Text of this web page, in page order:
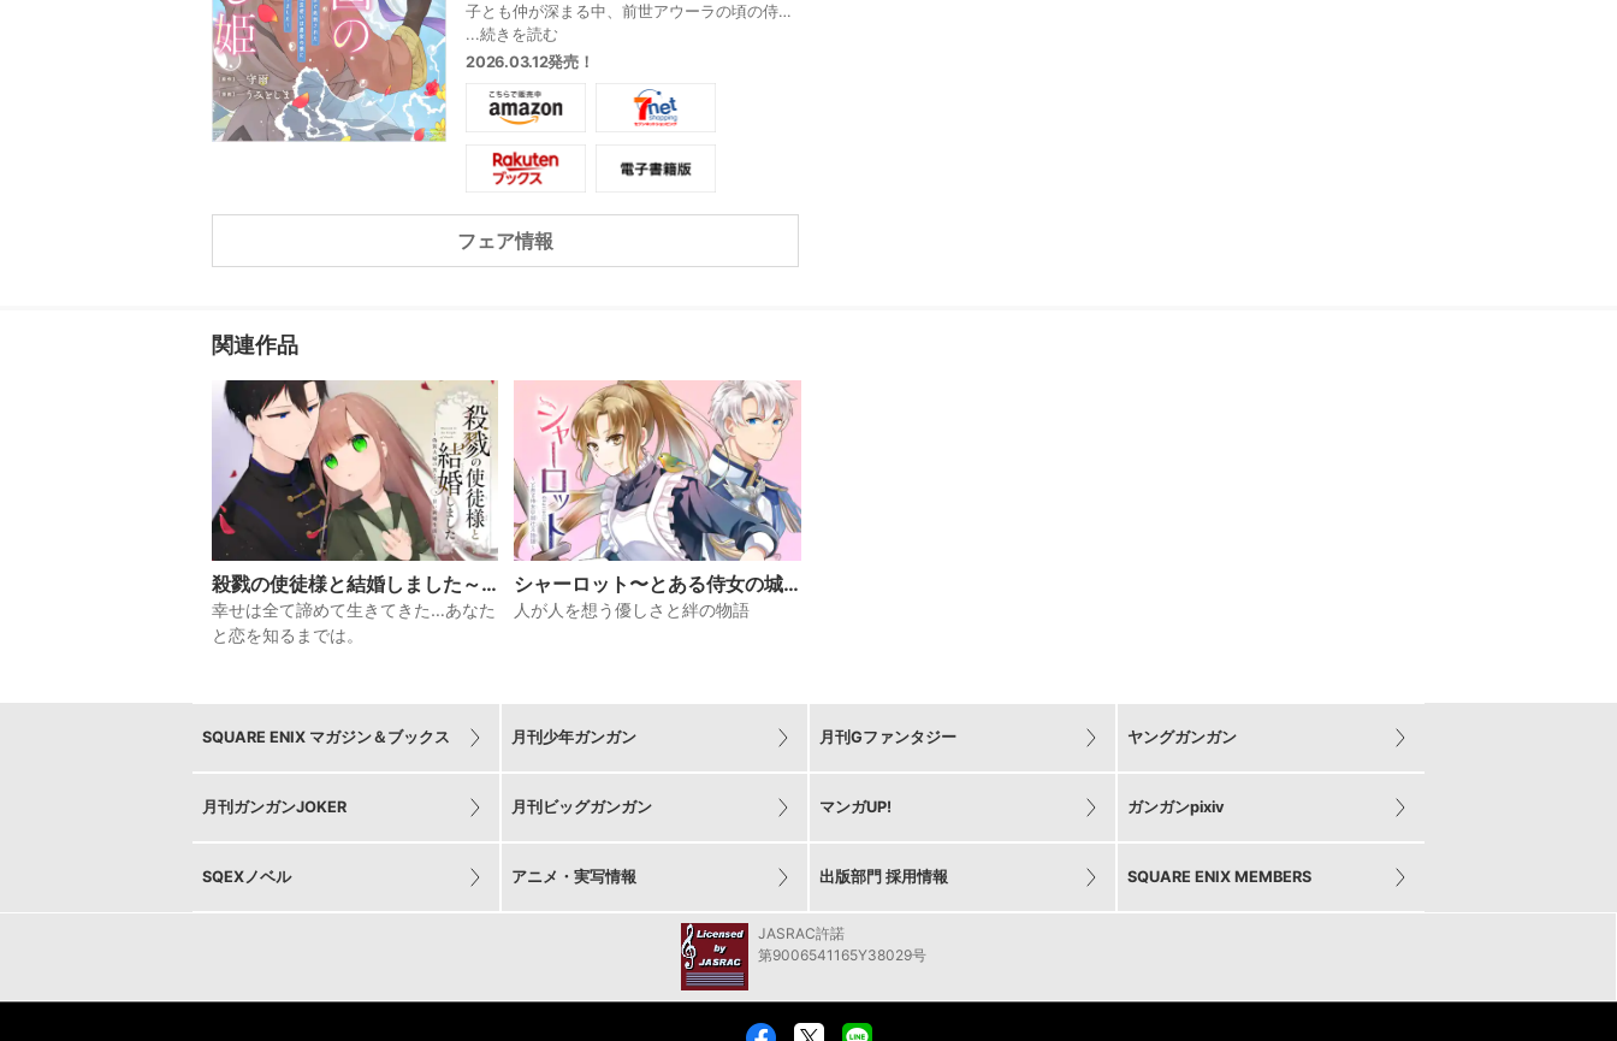
子とも仲が深まる中、前世アウーラの頃の侍
女・エイタナと再会。アレシアは嬉しく思うが
彼女こそがアウーラを貶めた張本人だった…。
優しい雨の波紋が人を繋ぐ感動の完結!
...続きを読む
2026.03.12発売！
フェア情報
関連作品
殺戮の使徒様と結婚しました～
偽装夫婦の苦くて甘い新婚生活
～
幸せは全て諦めて生きてきた…あなた
と恋を知るまでは。
シャーロット〜とある侍女の城
仕え物語〜
人が人を想う優しさと絆の物語
SQUARE ENIX マガジン＆ブックス 月刊少年ガンガン 月刊Gファンタジー ヤングガンガン
月刊ガンガンJOKER 月刊ビッグガンガン マンガUP! ガンガンpixiv
SQEXノベル アニメ・実写情報 出版部門 採用情報 SQUARE ENIX MEMBERS
JASRAC許諾
第9006541165Y38029号